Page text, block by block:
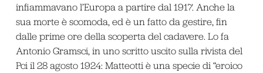
infiammavano l’Europa a partire dal 1917. Anche la
sua morte è scomoda, ed è un fatto da gestire, fin
dalle prime ore della scoperta del cadavere. Lo fa
Antonio Gramsci, in uno scritto uscito sulla rivista del
Pci il 28 agosto 1924: Matteotti è una specie di “eroico